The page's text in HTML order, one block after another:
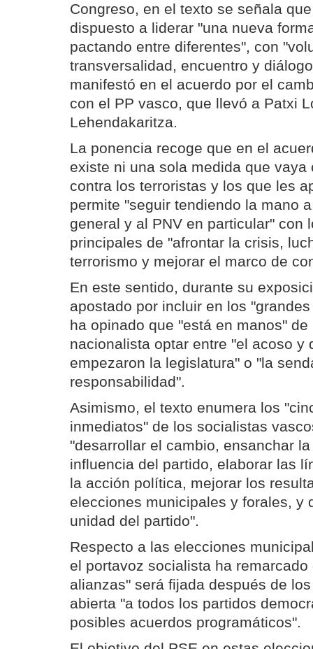
Congreso, en el texto se señala
dispuesto a liderar "una nueva
pactando entre diferentes", con
transversalidad, encuentro y
manifestó en el acuerdo por el
con el PP vasco, que llevó a Patxi
Lehendakaritza.
La ponencia recoge que en el
existe ni una sola medida que vaya
contra los terroristas y los que les
permite "seguir tendiendo la mano
general y al PNV en particular" con
principales de "afrontar la crisis,
terrorismo y mejorar el marco de
En este sentido, durante su
apostado por incluir en los
ha opinado que "está en manos"
nacionalista optar entre "el acoso y
empezaron la legislatura" o "la
responsabilidad".
Asimismo, el texto enumera los
inmediatos" de los socialistas
"desarrollar el cambio, ensanchar
influencia del partido, elaborar las
la acción política, mejorar los
elecciones municipales y forales, y
unidad del partido".
Respecto a las elecciones
el portavoz socialista ha
alianzas" será fijada después de
abierta "a todos los partidos
posibles acuerdos programáticos".